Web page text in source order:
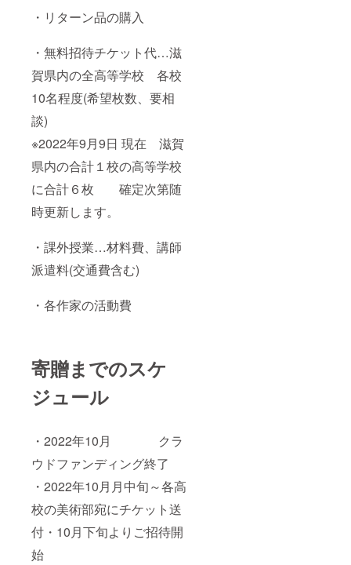
・リターン品の購入
・無料招待チケット代…滋
賀県内の全高等学校 各校
10名程度(希望枚数、要相
談)
※2022年9月9日 現在 滋賀
県内の合計１校の高等学校
に合計６枚 確定次第随
時更新します。
・課外授業…材料費、講師
派遣料(交通費含む)
・各作家の活動費
寄贈までのスケ
ジュール
・2022年10月 クラ
ウドファンディング終了
・2022年10月月中旬～各高
校の美術部宛にチケット送
付・10月下旬よりご招待開
始